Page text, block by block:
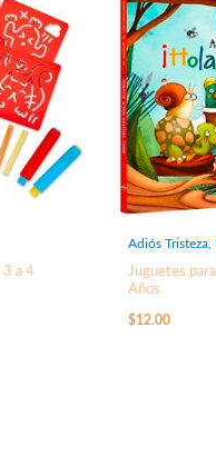
3 a 4
Adiós
Juguetes
Años
$12.00